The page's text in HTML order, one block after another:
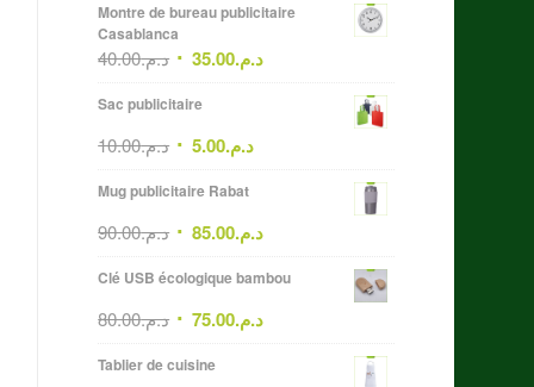
Montre de bureau publicitaire
Casablanca
د.م.40.00 د.م.35.00
Sac publicitaire
د.م.10.00 د.م.5.00
Mug publicitaire Rabat
د.م.90.00 د.م.85.00
Clé USB écologique bambou
د.م.80.00 د.م.75.00
Tablier de cuisine